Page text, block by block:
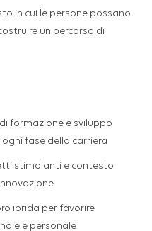
in cui le persone possano
un percorso di
formazione e sviluppo
fase della carriera
stimolanti e contesto
ibrida per favorire
e personale